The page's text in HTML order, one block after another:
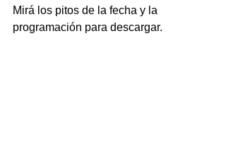
Mirá los pitos de la fecha y la
programación para descargar.